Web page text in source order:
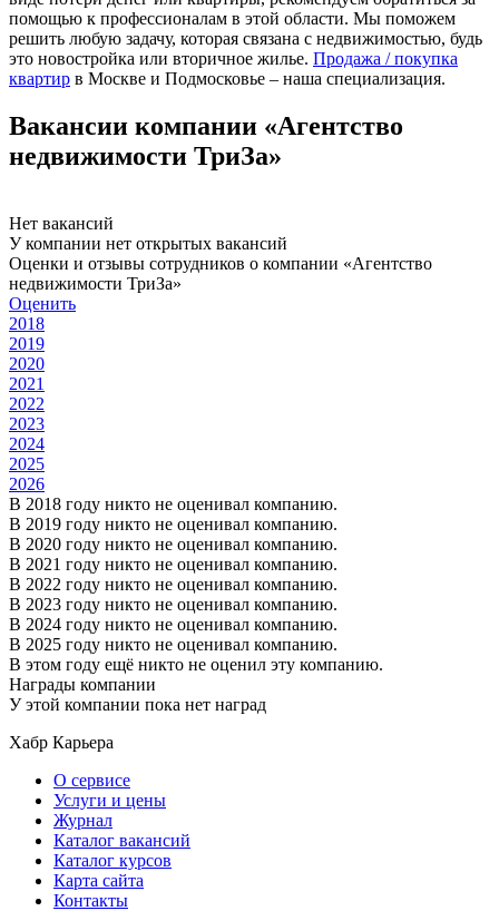
помощью к профессионалам в этой области. Мы поможем
решить любую задачу, которая связана с недвижимостью, будь
это новостройка или вторичное жилье. Продажа / покупка
квартир в Москве и Подмосковье – наша специализация.
Вакансии компании «Агентство
недвижимости ТриЗа»
Нет вакансий
У компании нет открытых вакансий
Оценки и отзывы сотрудников о компании «Агентство
недвижимости ТриЗа»
Оценить
2018
2019
2020
2021
2022
2023
2024
2025
2026
В 2018 году никто не оценивал компанию.
В 2019 году никто не оценивал компанию.
В 2020 году никто не оценивал компанию.
В 2021 году никто не оценивал компанию.
В 2022 году никто не оценивал компанию.
В 2023 году никто не оценивал компанию.
В 2024 году никто не оценивал компанию.
В 2025 году никто не оценивал компанию.
В этом году ещё никто не оценил эту компанию.
Награды компании
У этой компании пока нет наград
Хабр Карьера
О сервисе
Услуги и цены
Журнал
Каталог вакансий
Каталог курсов
Карта сайта
Контакты